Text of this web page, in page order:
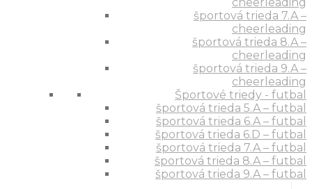
športová trieda 7.A –
cheerleading
športová trieda 8.A –
cheerleading
športová trieda 9.A –
cheerleading
Športové triedy - futbal
športová trieda 5.A – futbal
športová trieda 6.A – futbal
športová trieda 6.D – futbal
športová trieda 7.A – futbal
športová trieda 8.A – futbal
športová trieda 9.A – futbal